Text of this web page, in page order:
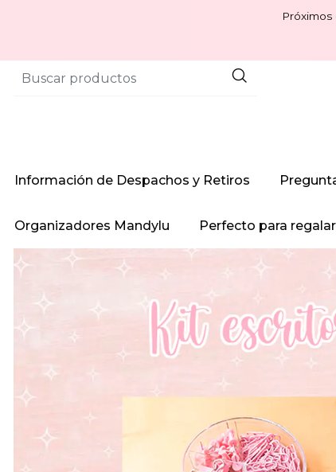
Información de Despachos y Retiros
Organizadores Mandylu Perfecto para regalar